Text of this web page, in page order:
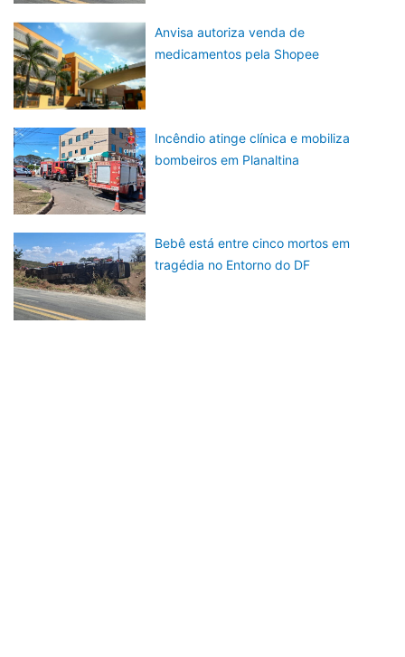
Anvisa autoriza venda de
medicamentos pela Shopee
Incêndio atinge clínica e mobiliza
bombeiros em Planaltina
Bebê está entre cinco mortos em
tragédia no Entorno do DF